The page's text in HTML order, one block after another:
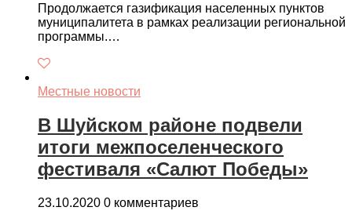
Продолжается газификация населенных пунктов
муниципалитета в рамках реализации региональной
программы.…
Местные новости
В Шуйском районе подвели
итоги межпоселенческого
фестиваля «Салют Победы»
23.10.2020 0 комментариев